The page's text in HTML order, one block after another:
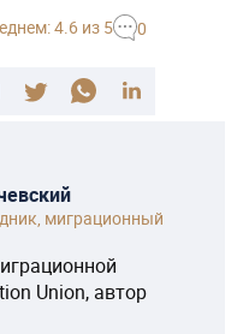
4.6 из 5 0
миграционный
Union, автор